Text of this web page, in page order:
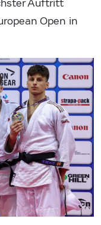
Auftritt
Open in